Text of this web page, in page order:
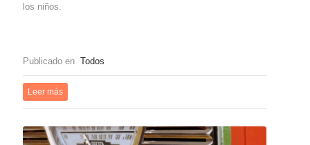
los niños.
Publicado en Todos
Leer más